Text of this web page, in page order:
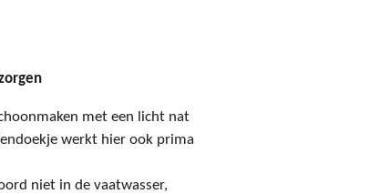
met een licht nat
werkt hier ook prima
niet in de vaatwasser,